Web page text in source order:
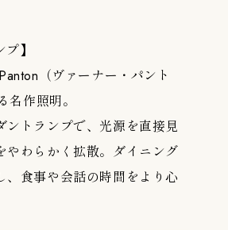
】
（ヴァーナー・パント
作照明。
トランプで、光源を直接見
わらかく拡散。ダイニング
食事や会話の時間をより心